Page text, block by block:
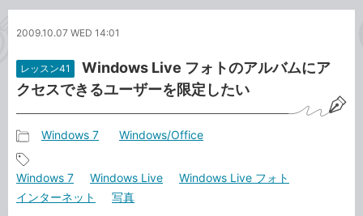
ッ
2009.10.07 WED 14:01
レッスン41
Windows Live フォトのアルバムにア
クセスできるユーザーを限定したい
カ
テ
Windows 7 Windows/Office
記
事
Windows 7 Windows Live
Windows Live フォト
インターネット
写真